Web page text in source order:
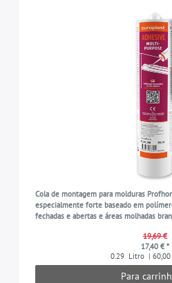
Cola de montagem para molduras
especialmente forte baseado em
fechadas e abertas e áreas molhadas
19,69 €
17,40 € *
0.29 Litro |
Para